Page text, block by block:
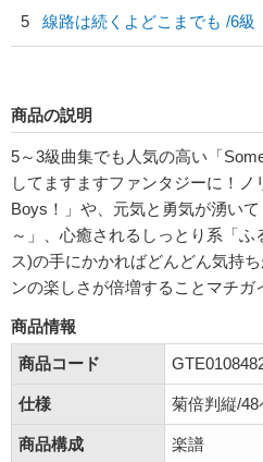
5
線路は続くよどこまでも /6級
商品の説明
5～3級曲集でも人気の高い「
してますますファンタジーに！ノ
Boys！」や、元気と勇気が湧い
～」、心癒されるしっとり系「
ス)の手にかかればどんどん気持
ンの楽しさが倍増することマチガ
商品情報
商品コード
仕様 菊倍判縦/48
商品構成 楽譜